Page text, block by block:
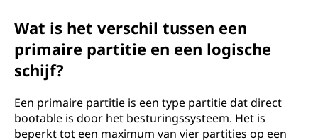
Wat is het verschil tussen een
primaire partitie en een logische
schijf?
Een primaire partitie is een type partitie dat direct
bootable is door het besturingssysteem. Het is
beperkt tot een maximum van vier partities op een